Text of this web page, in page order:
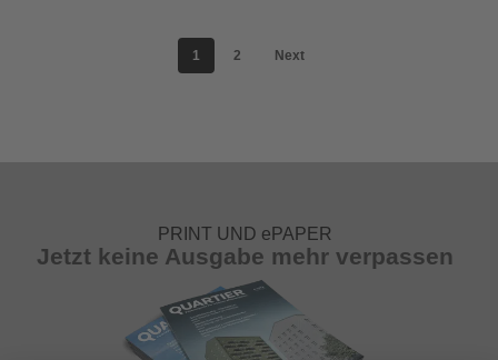
1 2 Next
PRINT UND ePAPER
Jetzt keine Ausgabe mehr verpassen